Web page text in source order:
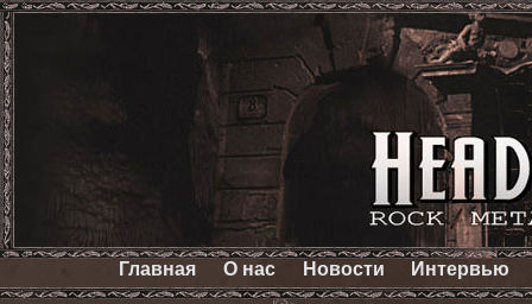
Главная О нас Новости Интервью